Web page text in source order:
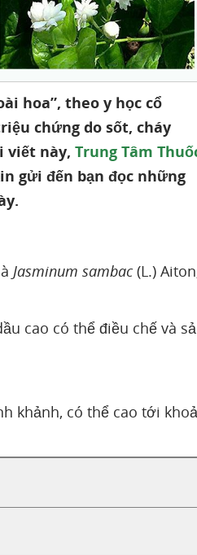
hoa”, theo y học cổ
chứng do sốt, cháy
viết này, Trung Tâm
gửi đến bạn đọc những
Jasminum sambac(L.)
cao có thể điều chế và
khảnh, có thể cao tới